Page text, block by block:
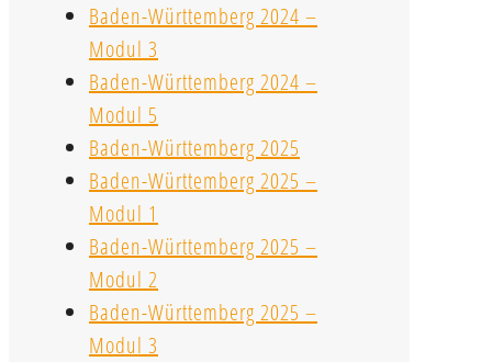
Baden-Württemberg 2024 –
Modul 3
Baden-Württemberg 2024 –
Modul 5
Baden-Württemberg 2025
Baden-Württemberg 2025 –
Modul 1
Baden-Württemberg 2025 –
Modul 2
Baden-Württemberg 2025 –
Modul 3